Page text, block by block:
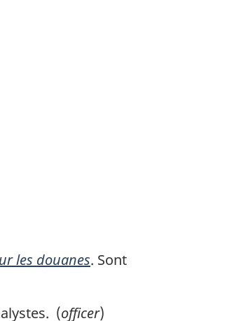
les douanes. Sont
(officer)